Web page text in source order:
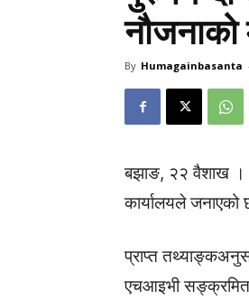
नौजनाको
By Humagainbasanta
बझाङ, २२ वैशाख ।
कार्यालयले जनाएको
प्राप्त
एचआइभी